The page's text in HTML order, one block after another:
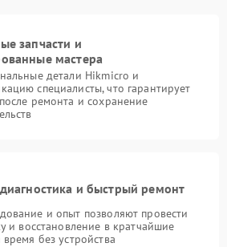
запчасти и
мастера
детали Hikmicro и
специалисты, что гарантирует
ремонта и сохранение
и быстрый ремонт
и опыт позволяют провести
и восстановление в кратчайшие
без устройства